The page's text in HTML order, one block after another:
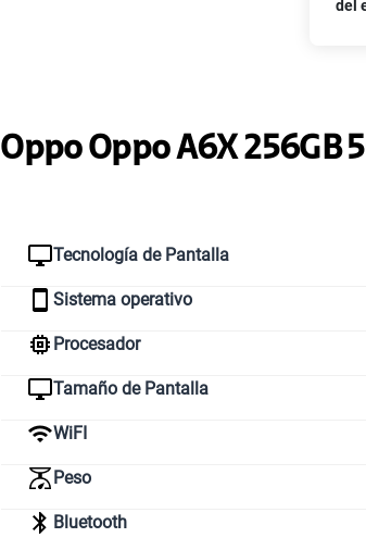
del
Oppo Oppo A6X 256GB
Tecnología de Pantalla
Sistema operativo
Procesador
Tamaño de Pantalla
WiFI
Peso
Bluetooth